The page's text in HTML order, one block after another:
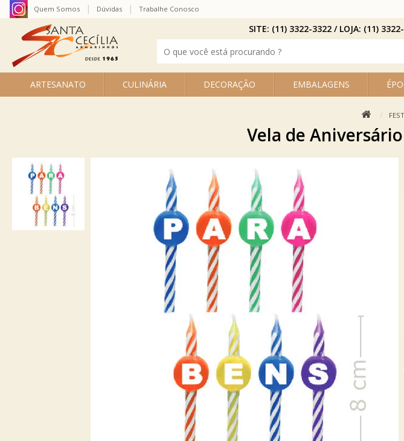
ARTESANATO CULINÁRIA DECORAÇÃO EMBALAGENS
Quem Somos Dúvidas Trabalhe Conosco
SITE: (11) 3322-3322 / LOJA: (11)
Vela de